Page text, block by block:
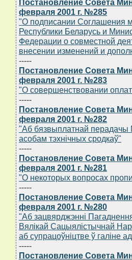
Постановление Совета
февраля 2001 г. №285
"О подписании Соглашения
Республики Беларусь и
Федерации о совместной
внесении изменений и
-----
Постановление Совета
февраля 2001 г. №283
"О совершенствовании
-----
Постановление Совета
февраля 2001 г. №282
"Аб бязвыплатнай
асобам тэхнiчных сродкаў"
-----
Постановление Совета
февраля 2001 г. №281
"О некоторых вопросах
-----
Постановление Совета
февраля 2001 г. №280
"Аб зацвярджэннi
Вялiкай Сацыялiстычнай
аб супрацоўнiцтве ў галiне
-----
Постановление Совета